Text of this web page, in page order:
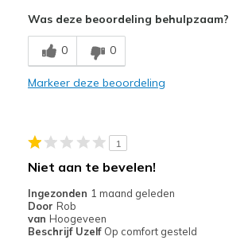
Breathe Well
Comfortable
Beste toepassingen
Going Out
Was deze beoordeling behulpzaam?
0 0
Markeer deze beoordeling
1
Niet aan te bevelen!
Ingezonden 1 maand geleden
Door Rob
van Hoogeveen
Beschrijf Uzelf Op comfort gesteld